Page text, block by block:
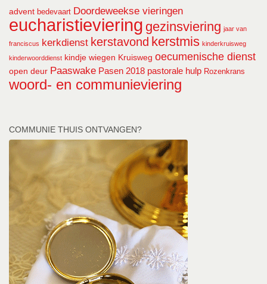
advent bedevaart Doordeweekse vieringen
eucharistieviering gezinsviering jaar van
franciscus kerkdienst kerstavond kerstmis kinderkruisweg
kinderwoorddienst kindje wiegen Kruisweg oecumenische dienst
open deur Paaswake Pasen 2018 pastorale hulp Rozenkrans
woord- en communieviering
COMMUNIE THUIS ONTVANGEN?